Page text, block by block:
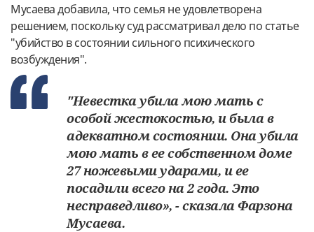
Мусаева добавила, что семья не удовлетворена
решением, поскольку суд рассматривал дело по статье
"убийство в состоянии сильного психического
возбуждения".
"Невестка убила мою мать с
особой жестокостью, и была в
адекватном состоянии. Она убила
мою мать в ее собственном доме
27 ножевыми ударами, и ее
посадили всего на 2 года. Это
несправедливо», - сказала Фарзона
Мусаева.